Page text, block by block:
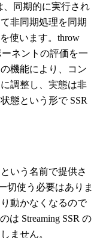
、同期的に実行され
非同期処理を同期
使います。throw
ネントの評価を一
機能により、コン
調整し、実態は非
態という形で SSR
いう名前で提供さ
切使う必要はありま
動かなくなるので
は Streaming SSR の
ません。